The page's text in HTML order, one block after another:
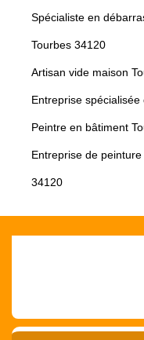
Spécialiste en
Tourbes 34120
Artisan vide maison
Entreprise
Peintre en bâtiment
Entreprise de
34120